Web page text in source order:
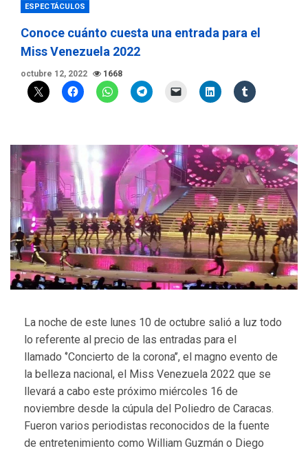
ESPECTÁCULOS
Conoce cuánto cuesta una entrada para el
Miss Venezuela 2022
octubre 12, 2022 1668
La noche de este lunes 10 de octubre salió a luz todo
lo referente al precio de las entradas para el
llamado ‘’Concierto de la corona’’, el magno evento de
la belleza nacional, el Miss Venezuela 2022 que se
llevará a cabo este próximo miércoles 16 de
noviembre desde la cúpula del Poliedro de Caracas.
Fueron varios periodistas reconocidos de la fuente
de entretenimiento como William Guzmán o Diego